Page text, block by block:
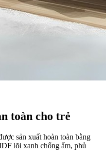
toàn cho trẻ
sản xuất hoàn toàn bằng
lõi xanh chống ẩm, phủ